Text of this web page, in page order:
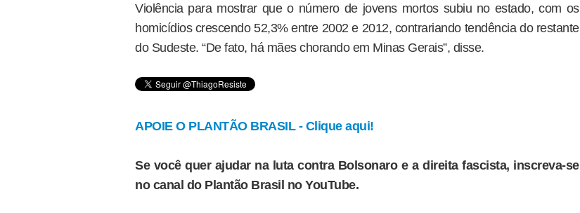
Violência para mostrar que o número de jovens mortos subiu no estado, com os
homicídios crescendo 52,3% entre 2002 e 2012, contrariando tendência do restante
do Sudeste. “De fato, há mães chorando em Minas Gerais”, disse.
APOIE O PLANTÃO BRASIL - Clique aqui!
Se você quer ajudar na luta contra Bolsonaro e a direita fascista, inscreva-se
no canal do Plantão Brasil no YouTube.